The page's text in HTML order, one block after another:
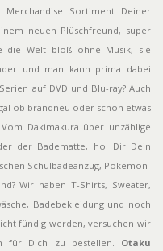
Sortiment Deiner
neuen Plüschfreund, super
die Welt bloß ohne Musik, sie
und man kann prima dabei
auf DVD und Blu-ray? Auch
ob brandneu oder schon etwas
Dakimakura über unzählige
der Badematte, hol Dir Dein
Schulbadeanzug, Pokemon-
Wir haben T-Shirts, Sweater,
Badebekleidung und noch
fündig werden, versuchen wir
für Dich zu bestellen. Otaku